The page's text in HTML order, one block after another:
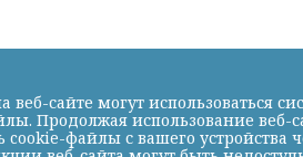
сайте могут использоваться
Продолжая использование веб-
файлы с вашего устройства